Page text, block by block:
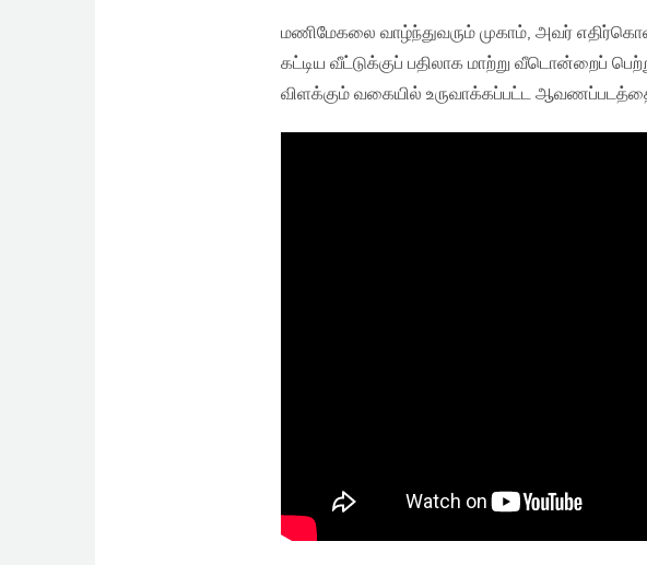
மணிமேகலை வாழ்ந்துவரும் முகாம், அவர்
கட்டிய வீட்டுக்குப் பதிலாக மாற்று வீடொன்றைப்
விளக்கும் வகையில் உருவாக்கப்பட்ட